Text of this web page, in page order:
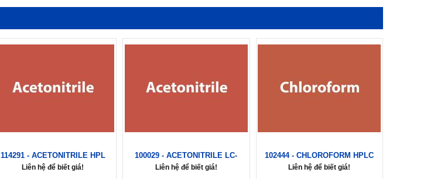
114291 - ACETONITRILE HPL
Liên hệ để biết giá!
100029 - ACETONITRILE LC-
Liên hệ để biết giá!
102444 - CHLOROFORM HPLC
Liên hệ để biết giá!